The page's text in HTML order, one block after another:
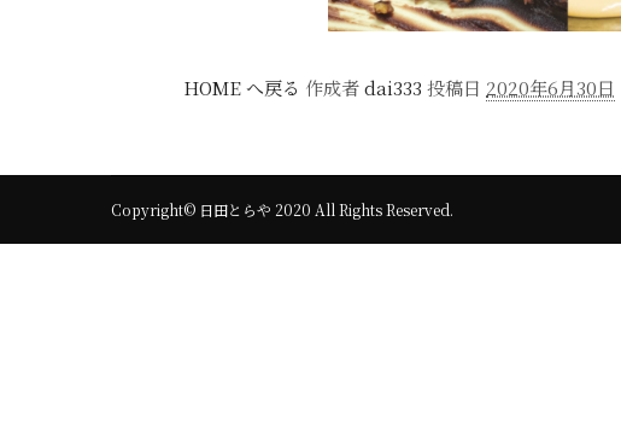
HOME へ戻る 作成者dai333 投稿日 2020年6月30日
Copyright© 日田とらや 2020 All Rights Reserved.